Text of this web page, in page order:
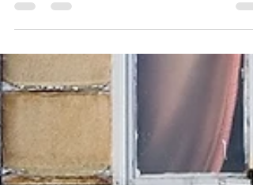
castigos, los cuales han demostrado tras
numerosos...